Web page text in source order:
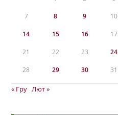
7 8 9 10
14 15 16 17
21 22 23 24
28 29 30 31
« Гру Лют »